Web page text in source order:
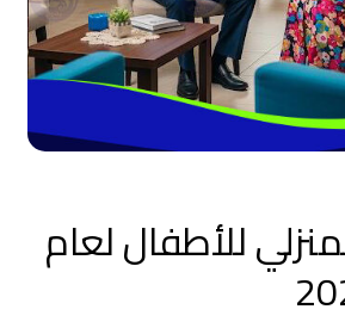
للأطفال لعام